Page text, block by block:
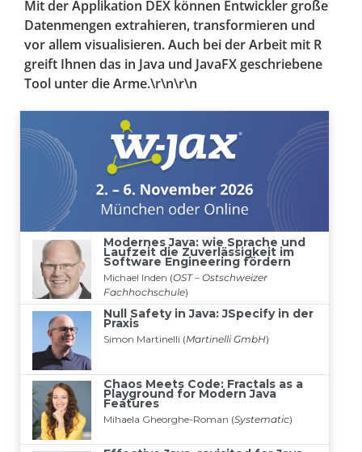
Mit der Applikation DEX können Entwickler große
Datenmengen extrahieren, transformieren und
vor allem visualisieren. Auch bei der Arbeit mit R
greift Ihnen das in Java und JavaFX geschriebene
Tool unter die Arme.\r\n\r\n